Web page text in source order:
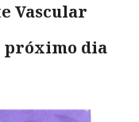
Vascular
próximo dia